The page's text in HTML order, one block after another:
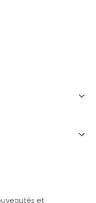
keyboard_arrow_down
keyboard_arrow_down
et